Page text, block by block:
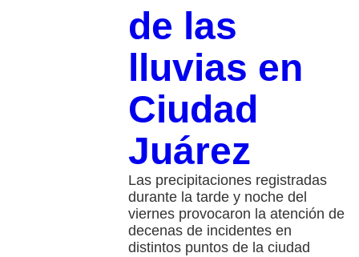
de las
lluvias en
Ciudad
Juárez
Las precipitaciones registradas
durante la tarde y noche del
viernes provocaron la atención de
decenas de incidentes en
distintos puntos de la ciudad